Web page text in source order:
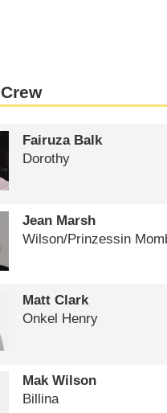
Fairuza Balk
Dorothy
Jean Marsh
Wilson/​Prinzessin
Matt Clark
Onkel Henry
Mak Wilson
Billina